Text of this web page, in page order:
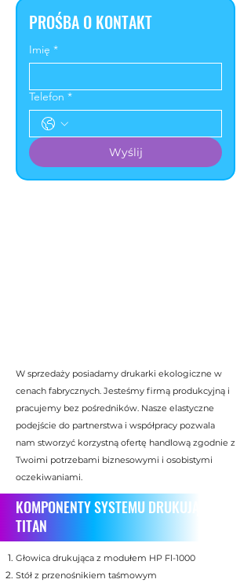
PROŚBA O KONTAKT
Imię *
Telefon *
Wyślij
W sprzedaży posiadamy drukarki ekologiczne w
cenach fabrycznych. Jesteśmy firmą produkcyjną i
pracujemy bez pośredników. Nasze elastyczne
podejście do partnerstwa i współpracy pozwala
nam stworzyć korzystną ofertę handlową zgodnie z
Twoimi potrzebami biznesowymi i osobistymi
oczekiwaniami.
KOMPONENTY SYSTEMU DRUKUJĄCEGO
TITAN
Głowica drukująca z modułem HP Fl-1000
Stół z przenośnikiem taśmowym